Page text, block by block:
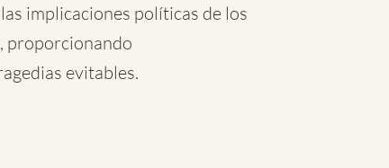
implicaciones políticas de los
proporcionando
evitables.